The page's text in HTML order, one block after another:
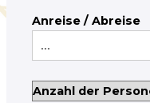
Anreise / Abreise